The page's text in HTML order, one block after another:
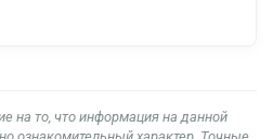
на то, что информация на данной